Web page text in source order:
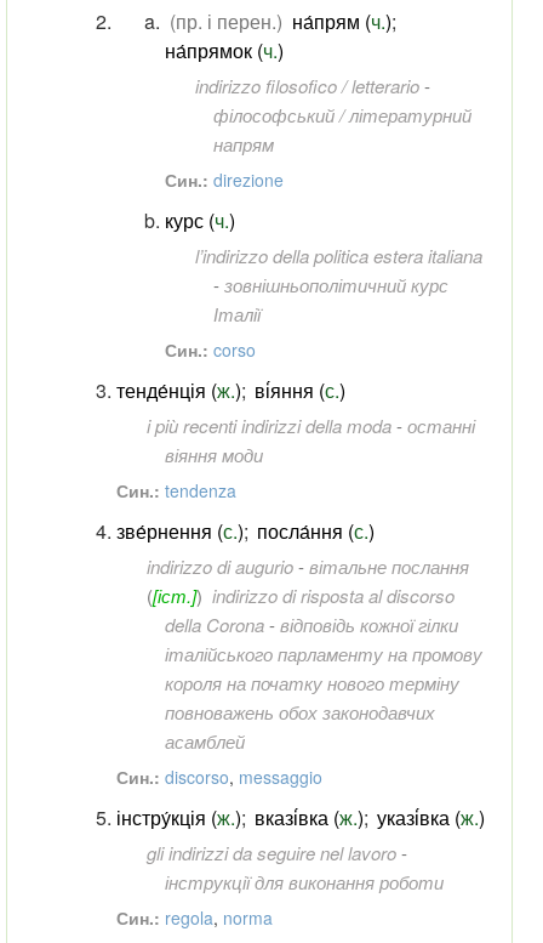
(пр. і перен.) на́прям (ч.);
на́прямок (ч.)
indirizzo filosofico / letterario-
філософський / літературний
напрям
Син.: direzione
курс (ч.)
l’indirizzo della politica estera italiana
-зовнішньополітичний курс
Італії
Син.: corso
тенде́нція (ж.); ві́яння (с.)
i più recenti indirizzi della moda-останні
віяння моди
Син.: tendenza
зве́рнення (с.); посла́ння (с.)
indirizzo di augurio-вітальне послання
([іст.]) indirizzo di risposta al discorso
della Corona-відповідь кожної гілки
італійського парламенту на промову
короля на початку нового терміну
повноважень обох законодавчих
асамблей
Син.: discorso, messaggio
інстру́кція (ж.); вказі́вка (ж.); указі́вка (ж.)
gli indirizzi da seguire nel lavoro-
інструкції для виконання роботи
Син.: regola, norma